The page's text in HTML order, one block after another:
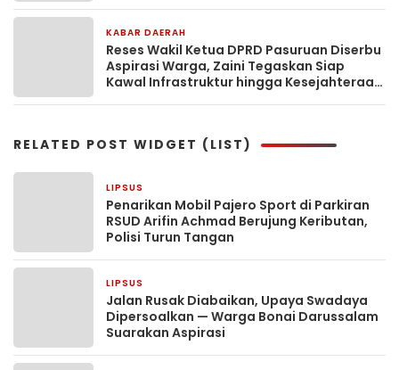
KABAR DAERAH
Reses Wakil Ketua DPRD Pasuruan Diserbu
Aspirasi Warga, Zaini Tegaskan Siap
Kawal Infrastruktur hingga Kesejahteraan
RELATED POST WIDGET (LIST)
LIPSUS
Penarikan Mobil Pajero Sport di Parkiran
RSUD Arifin Achmad Berujung Keributan,
Polisi Turun Tangan
LIPSUS
Jalan Rusak Diabaikan, Upaya Swadaya
Dipersoalkan — Warga Bonai Darussalam
Suarakan Aspirasi